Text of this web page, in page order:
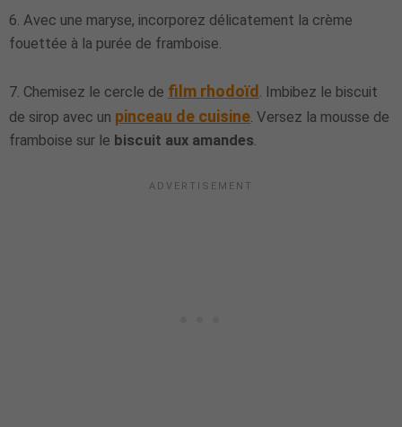
6. Avec une maryse, incorporez délicatement la crème
fouettée à la purée de framboise.
7. Chemisez le cercle de film rhodoïd . Imbibez le biscuit
de sirop avec un pinceau de cuisine . Versez la mousse de
framboise sur le biscuit aux amandes